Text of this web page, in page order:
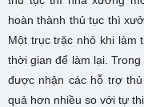
hoàn thành thủ tục thì
Một trục trặc nhỏ khi làm
thời gian để làm lại.
được nhận các hỗ trợ
quả hơn nhiều so với tự